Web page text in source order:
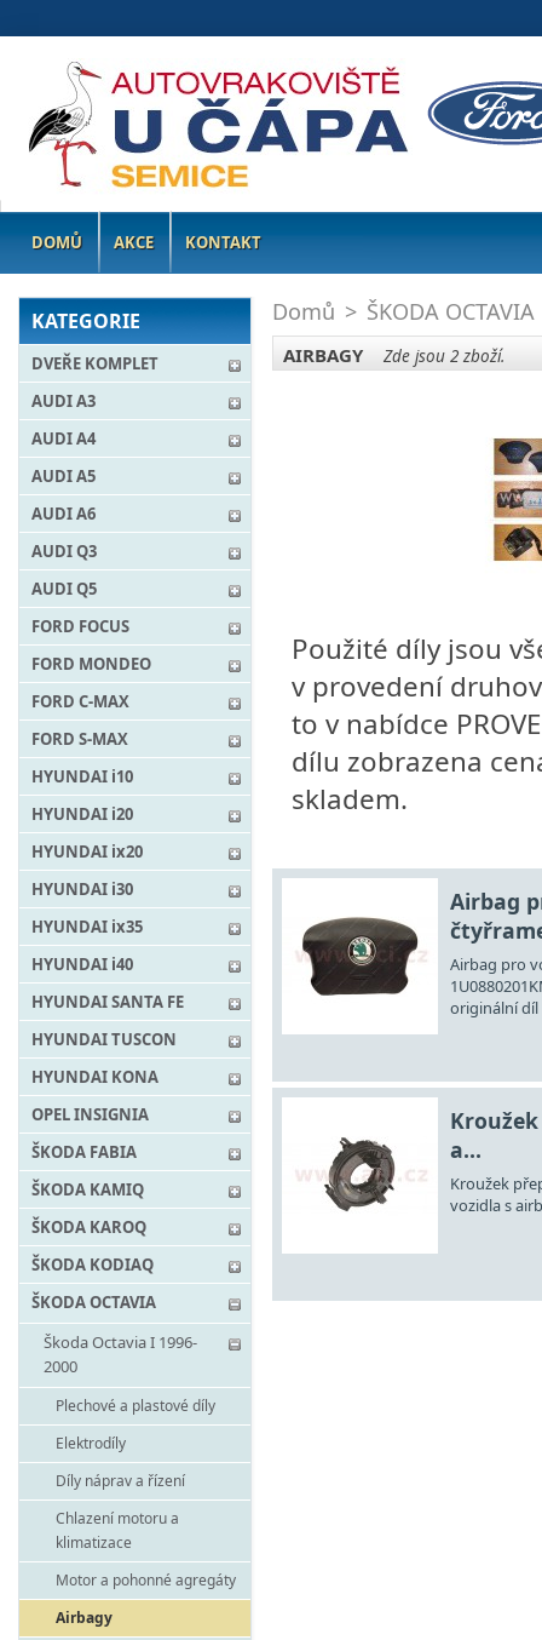
DOMŮ AKCE KONTAKT
KATEGORIE
DVEŘE KOMPLET
AUDI A3
AUDI A4
AUDI A5
AUDI A6
AUDI Q3
AUDI Q5
FORD FOCUS
FORD MONDEO
FORD C-MAX
FORD S-MAX
HYUNDAI i10
HYUNDAI i20
HYUNDAI ix20
HYUNDAI i30
HYUNDAI ix35
HYUNDAI i40
HYUNDAI SANTA FE
HYUNDAI TUSCON
HYUNDAI KONA
OPEL INSIGNIA
ŠKODA FABIA
ŠKODA KAMIQ
ŠKODA KAROQ
ŠKODA KODIAQ
ŠKODA OCTAVIA
Škoda Octavia I 1996-
2000
Plechové a plastové díly
Elektrodíly
Díly náprav a řízení
Chlazení motoru a
klimatizace
Motor a pohonné agregáty
Airbagy
Domů > ŠKODA OCTAVIA
AIRBAGY Zde jsou 2 zboží.
Použité díly jsou
v provedení
to v nabídce
dílu zobrazena
skladem.
Airbag
Airbag pro
originální díl
a...
Kroužek
vozidla s